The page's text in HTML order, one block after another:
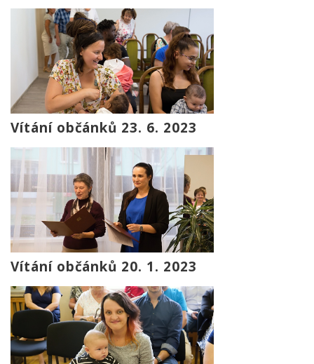
Vítání občánků 23. 6. 2023
Vítání občánků 20. 1. 2023